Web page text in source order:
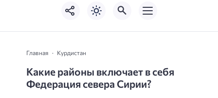
Главная Курдистан
Какие районы включает в себя
Федерация севера Сирии?